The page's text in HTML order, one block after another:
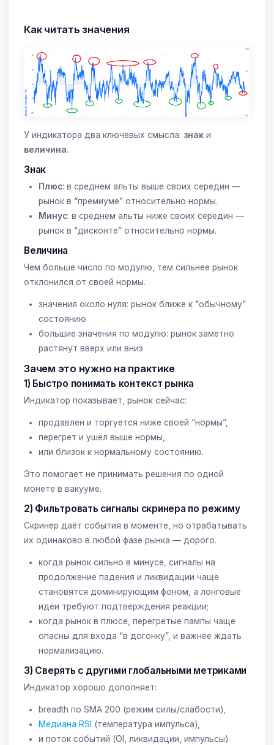
Как читать значения
У индикатора два ключевых смысла: знак и
величина.
Знак
Плюс: в среднем альты выше своих середин —
рынок в “премиуме” относительно нормы.
Минус: в среднем альты ниже своих середин —
рынок в “дисконте” относительно нормы.
Величина
Чем больше число по модулю, тем сильнее рынок
отклонился от своей нормы.
значения около нуля: рынок ближе к “обычному”
состоянию
большие значения по модулю: рынок заметно
растянут вверх или вниз
Зачем это нужно на практике
1) Быстро понимать контекст рынка
Индикатор показывает, рынок сейчас:
продавлен и торгуется ниже своей “нормы”,
перегрет и ушёл выше нормы,
или близок к нормальному состоянию.
Это помогает не принимать решения по одной
монете в вакууме.
2) Фильтровать сигналы скринера по режиму
Скринер даёт события в моменте, но отрабатывать
их одинаково в любой фазе рынка — дорого.
когда рынок сильно в минусе, сигналы на
продолжение падения и ликвидации чаще
становятся доминирующим фоном, а лонговые
идеи требуют подтверждения реакции;
когда рынок в плюсе, перегретые пампы чаще
опасны для входа “в догонку”, и важнее ждать
нормализацию.
3) Сверять с другими глобальными метриками
Индикатор хорошо дополняет:
breadth по SMA 200 (режим силы/слабости),
Медиана RSI (температура импульса),
и поток событий (OI, ликвидации, импульсы).